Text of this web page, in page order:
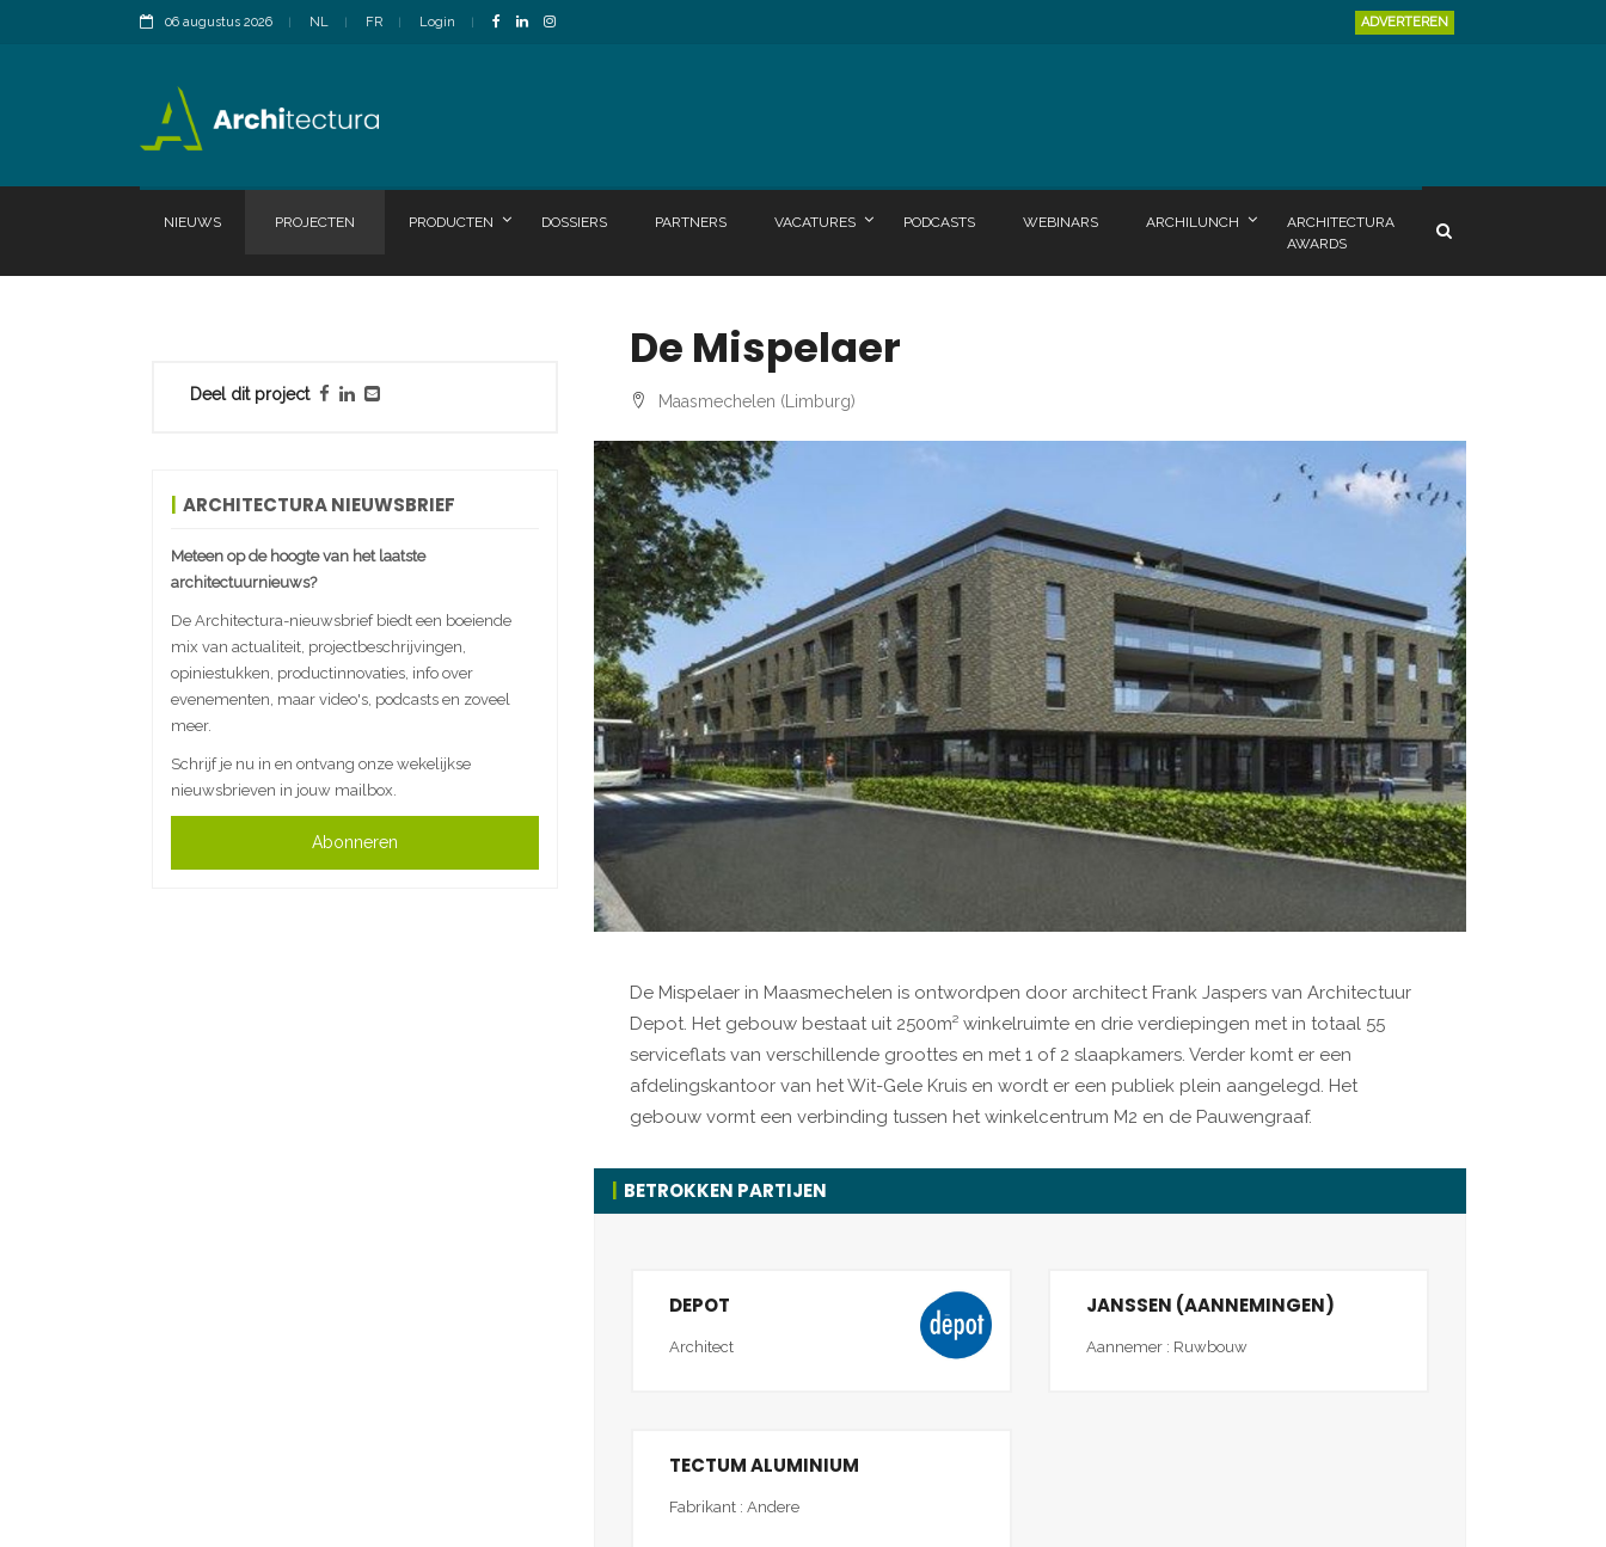
06 augustus 2026 NL FR Login ADVERTEREN
NIEUWS PROJECTEN PRODUCTEN DOSSIERS PARTNERS VACATURES PODCASTS WEBINARS ARCHILUNCH
ARCHITECTURA
AWARDS
Deel dit project
ARCHITECTURA NIEUWSBRIEF
Meteen op de hoogte van het laatste
architectuurnieuws?
De Architectura-nieuwsbrief biedt een boeiende
mix van actualiteit, projectbeschrijvingen,
opiniestukken, productinnovaties, info over
evenementen, maar video's, podcasts en zoveel
meer.
Schrijf je nu in en ontvang onze wekelijkse
nieuwsbrieven in jouw mailbox.
Abonneren
De Mispelaer
Maasmechelen (Limburg)
De Mispelaer in Maasmechelen is ontwordpen door architect Frank Jaspers van Architectuur
Depot. Het gebouw bestaat uit 2500m² winkelruimte en drie verdiepingen met in totaal 55
serviceflats van verschillende groottes en met 1 of 2 slaapkamers. Verder komt er een
afdelingskantoor van het Wit-Gele Kruis en wordt er een publiek plein aangelegd. Het
gebouw vormt een verbinding tussen het winkelcentrum M2 en de Pauwengraaf.
BETROKKEN PARTIJEN
DEPOT
Architect
JANSSEN (AANNEMINGEN)
Aannemer : Ruwbouw
TECTUM ALUMINIUM
Fabrikant : Andere